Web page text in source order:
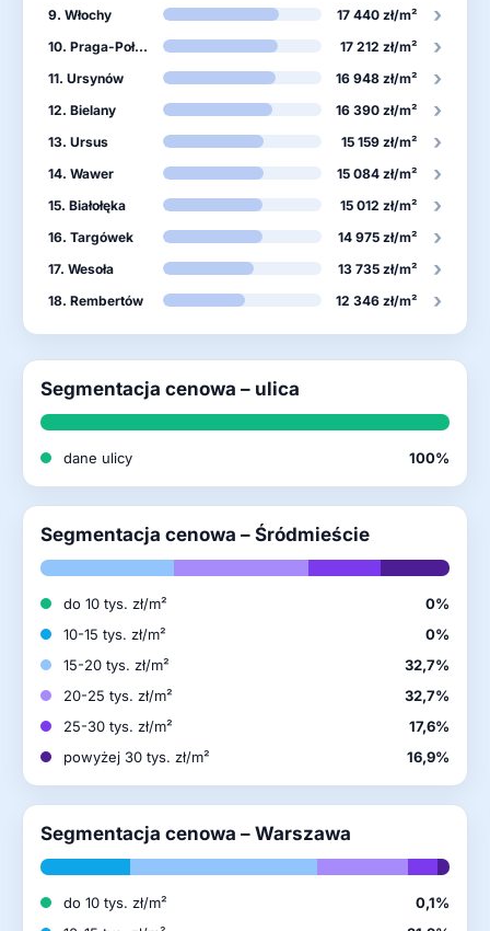
9. Włochy 17 440 zł/m² ›
10. Praga-Południe 17 212 zł/m² ›
11. Ursynów 16 948 zł/m² ›
12. Bielany 16 390 zł/m² ›
13. Ursus 15 159 zł/m² ›
14. Wawer 15 084 zł/m² ›
15. Białołęka 15 012 zł/m² ›
16. Targówek 14 975 zł/m² ›
17. Wesoła 13 735 zł/m² ›
18. Rembertów 12 346 zł/m² ›
Segmentacja cenowa – ulica
dane ulicy 100%
Segmentacja cenowa – Śródmieście
do 10 tys. zł/m²
0%
10-15 tys. zł/m²
0%
15-20 tys. zł/m²
32,7%
20-25 tys. zł/m²
32,7%
25-30 tys. zł/m²
17,6%
powyżej 30 tys. zł/m²
16,9%
Segmentacja cenowa – Warszawa
do 10 tys. zł/m²
0,1%